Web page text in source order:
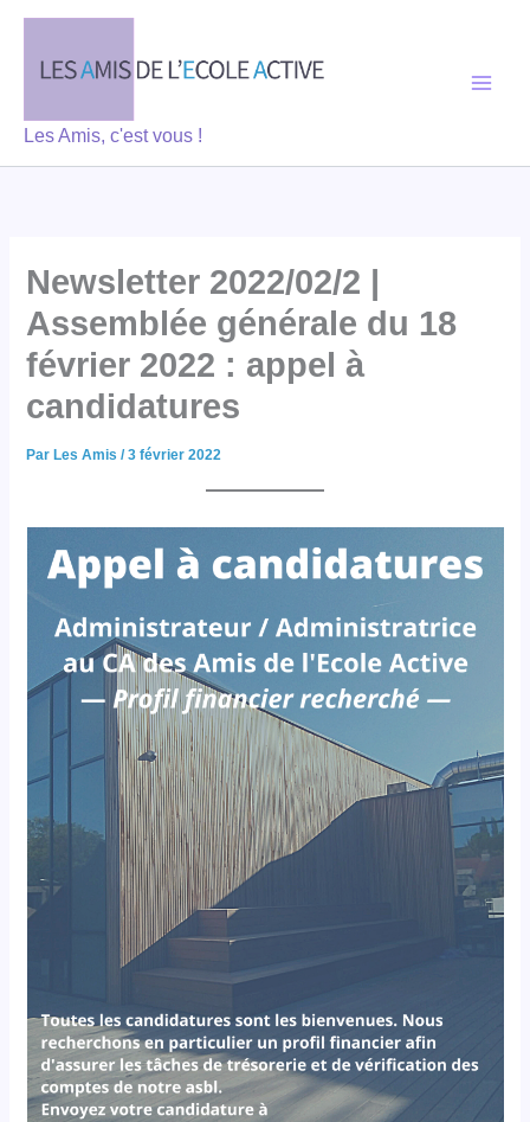
contenu
Les Amis, c'est vous !
Newsletter 2022/02/2 |
Assemblée générale du 18
février 2022 : appel à
candidatures
Par Les Amis/3 février 2022